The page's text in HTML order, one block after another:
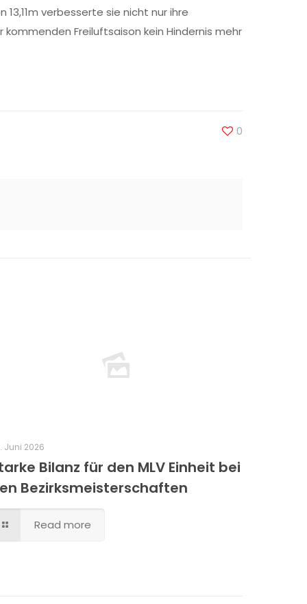
verbesserte sie nicht nur ihre
Freiluftsaison kein Hindernis mehr
0
Juni 2026
Bilanz für den MLV Einheit bei
Bezirksmeisterschaften
Read more